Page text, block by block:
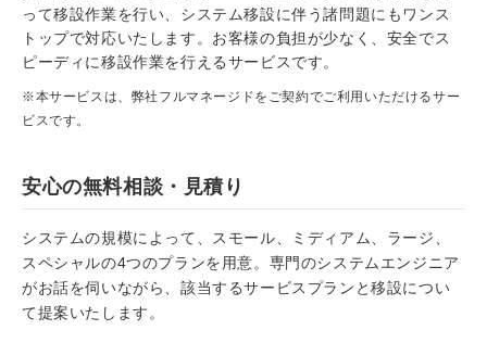
って移設作業を行い、システム移設に伴う諸問題にもワンス
トップで対応いたします。お客様の負担が少なく、安全でス
ピーディに移設作業を行えるサービスです。
※本サービスは、弊社フルマネージドをご契約でご利用いただけるサー
ビスです。
安心の無料相談・見積り
システムの規模によって、スモール、ミディアム、ラージ、
スペシャルの4つのプランを用意。専門のシステムエンジニア
がお話を伺いながら、該当するサービスプランと移設につい
て提案いたします。